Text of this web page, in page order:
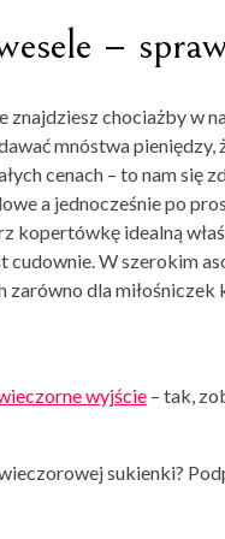
–
znajdziesz chociażby w
mnóstwa
cenach – to nam się
a jednocześnie po
kopertówkę idealną
cudownie. W szerokim
zarówno dla
wyjście – tak,
sukienki?